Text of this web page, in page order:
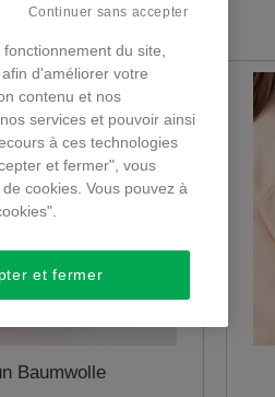
Baumwolle
du site,
d'améliorer votre
contenu et nos
services et pouvoir ainsi
à ces technologies
et fermer", vous
cookies. Vous pouvez à
Continuer sans accepter
et fermer